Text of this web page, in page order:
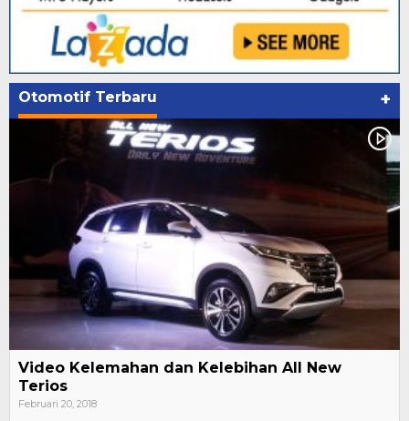
Otomotif Terbaru +
Video Kelemahan dan Kelebihan All New
Terios
Februari 20, 2018